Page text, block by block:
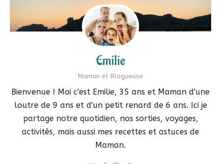
Emilie
Maman et Blogueuse
Bienvenue ! Moi c'est Emilie, 35 ans et Maman d'une
loutre de 9 ans et d'un petit renard de 6 ans. Ici je
partage notre quotidien, nos sorties, voyages,
activités, mais aussi mes recettes et astuces de
Maman.